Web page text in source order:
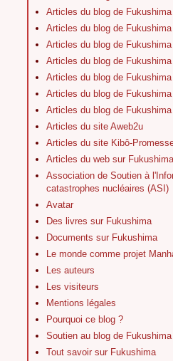
Articles du blog de
Articles du blog de
Articles du blog de
Articles du blog de
Articles du blog de
Articles du blog de
Articles du blog de
Articles du site Aweb2u
Articles du site Kibô-
Articles du web sur Fukushima
Association de Soutien à
catastrophes nucléaires (ASI)
Avatar
Des livres sur Fukushima
Documents sur Fukushima
Le monde comme projet
Les auteurs
Les visiteurs
Mentions légales
Pourquoi ce blog ?
Soutien au blog de Fukushima
Tout savoir sur Fukushima